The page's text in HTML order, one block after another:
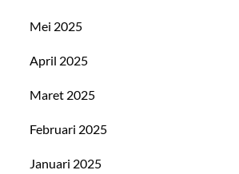
Mei 2025
April 2025
Maret 2025
Februari 2025
Januari 2025